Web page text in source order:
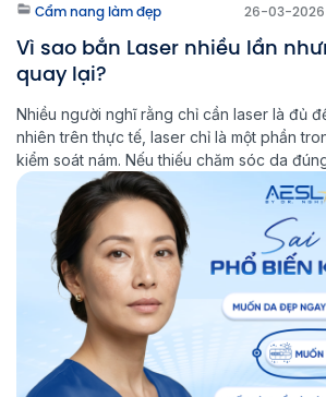
Cẩm nang làm đẹp 26-03-2026
Vì sao bắn Laser nhiều lần
quay lại?
Nhiều người nghĩ rằng chỉ cần laser là đủ
nhiên trên thực tế, laser chỉ là một phần
kiểm soát nám. Nếu thiếu chăm sóc da
sẽ khó ổn định lâu dài và nguy cơ nám tái